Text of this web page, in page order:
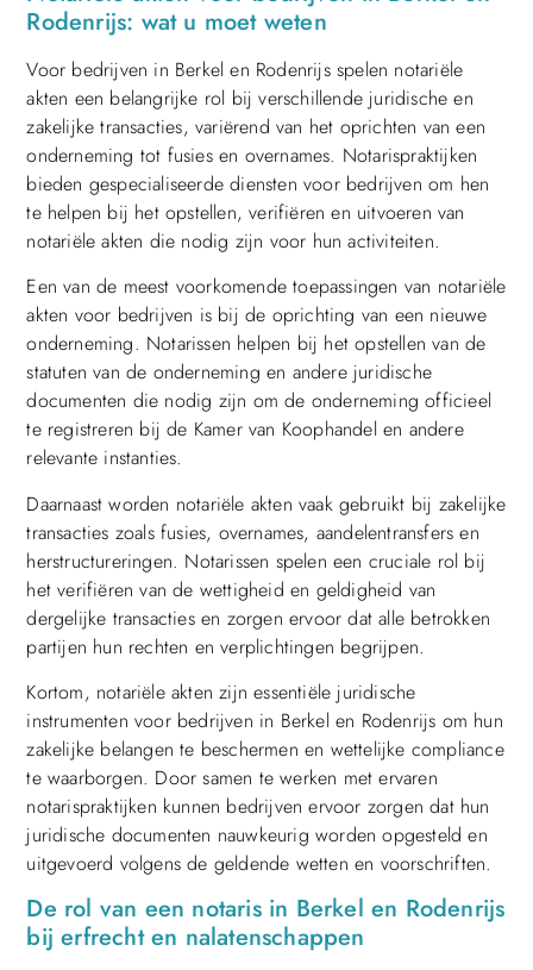
Rodenrijs: wat u moet weten
Voor bedrijven in Berkel en Rodenrijs spelen notariële
akten een belangrijke rol bij verschillende juridische en
zakelijke transacties, variërend van het oprichten van een
onderneming tot fusies en overnames. Notarispraktijken
bieden gespecialiseerde diensten voor bedrijven om hen
te helpen bij het opstellen, verifiëren en uitvoeren van
notariële akten die nodig zijn voor hun activiteiten.
Een van de meest voorkomende toepassingen van notariële
akten voor bedrijven is bij de oprichting van een nieuwe
onderneming. Notarissen helpen bij het opstellen van de
statuten van de onderneming en andere juridische
documenten die nodig zijn om de onderneming officieel
te registreren bij de Kamer van Koophandel en andere
relevante instanties.
Daarnaast worden notariële akten vaak gebruikt bij zakelijke
transacties zoals fusies, overnames, aandelentransfers en
herstructureringen. Notarissen spelen een cruciale rol bij
het verifiëren van de wettigheid en geldigheid van
dergelijke transacties en zorgen ervoor dat alle betrokken
partijen hun rechten en verplichtingen begrijpen.
Kortom, notariële akten zijn essentiële juridische
instrumenten voor bedrijven in Berkel en Rodenrijs om hun
zakelijke belangen te beschermen en wettelijke compliance
te waarborgen. Door samen te werken met ervaren
notarispraktijken kunnen bedrijven ervoor zorgen dat hun
juridische documenten nauwkeurig worden opgesteld en
uitgevoerd volgens de geldende wetten en voorschriften.
De rol van een notaris in Berkel en Rodenrijs
bij erfrecht en nalatenschappen